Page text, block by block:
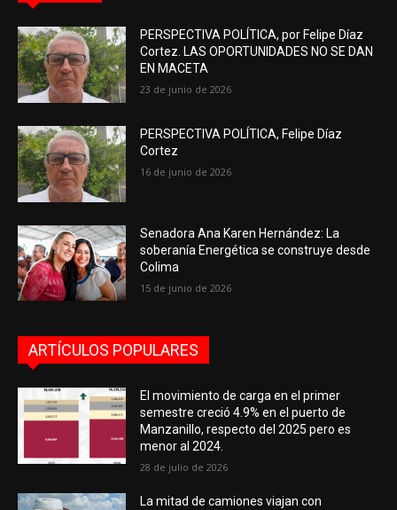
PERSPECTIVA POLÍTICA, por Felipe Díaz
Cortez. LAS OPORTUNIDADES NO SE DAN
EN MACETA
23 de junio de 2026
PERSPECTIVA POLÍTICA, Felipe Díaz
Cortez
16 de junio de 2026
Senadora Ana Karen Hernández: La
soberanía Energética se construye desde
Colima
15 de junio de 2026
ARTÍCULOS POPULARES
El movimiento de carga en el primer
semestre creció 4.9% en el puerto de
Manzanillo, respecto del 2025 pero es
menor al 2024.
28 de julio de 2026
La mitad de camiones viajan con